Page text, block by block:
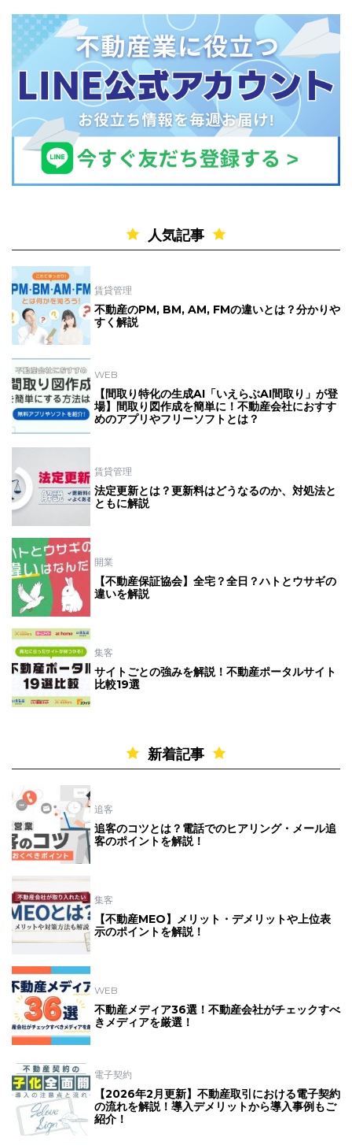
人気記事
賃貸管理
不動産のPM, BM, AM, FMの違いとは？分かりや
すく解説
WEB
【間取り特化の生成AI「いえらぶAI間取り」が登
場】間取り図作成を簡単に！不動産会社におすす
めのアプリやフリーソフトとは？
賃貸管理
法定更新とは？更新料はどうなるのか、対処法と
ともに解説
開業
【不動産保証協会】全宅？全日？ハトとウサギの
違いを解説
集客
サイトごとの強みを解説！不動産ポータルサイト
比較19選
新着記事
追客
追客のコツとは？電話でのヒアリング・メール追
客のポイントを解説！
集客
【不動産MEO】メリット・デメリットや上位表
示のポイントを解説！
WEB
不動産メディア36選！不動産会社がチェックすべ
きメディアを厳選！
電子契約
【2026年2月更新】不動産取引における電子契約
の流れを解説！導入デメリットから導入事例もご
紹介！